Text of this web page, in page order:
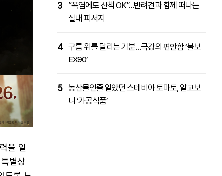
을 일
별상
3 “폭염에도 산책 OK”…반려견과 함께 떠나는
실내 피서지
4 구름 위를 달리는 기분…극강의 편안함 ‘볼보
EX90’
5 농산물인줄 알았던 스테비아 토마토, 알고보
니 ‘가공식품’